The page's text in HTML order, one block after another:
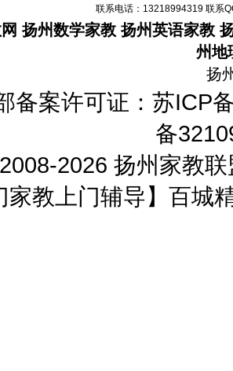
联系电话：13218994319 联系
扬州数学家教 扬州英语家教
州地
扬
备案许可证： 苏ICP
备
2026 扬州家教
家教上门辅导】百城